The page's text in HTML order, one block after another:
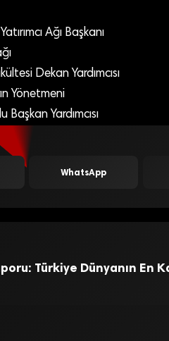
Ağı Başkanı
Dekan Yardımcısı
Yönetmeni
Yardımcısı
WhatsApp
Türkiye Dünyanın En